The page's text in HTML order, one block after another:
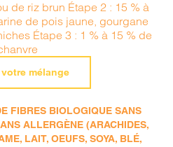
de riz brun Étape 2 : 15 % à
de pois jaune, gourgane
Étape 3 : 1 % à 15 % de
votre mélange
FIBRES BIOLOGIQUE SANS
ALLERGÈNE (ARACHIDES,
LAIT, OEUFS, SOYA, BLÉ,